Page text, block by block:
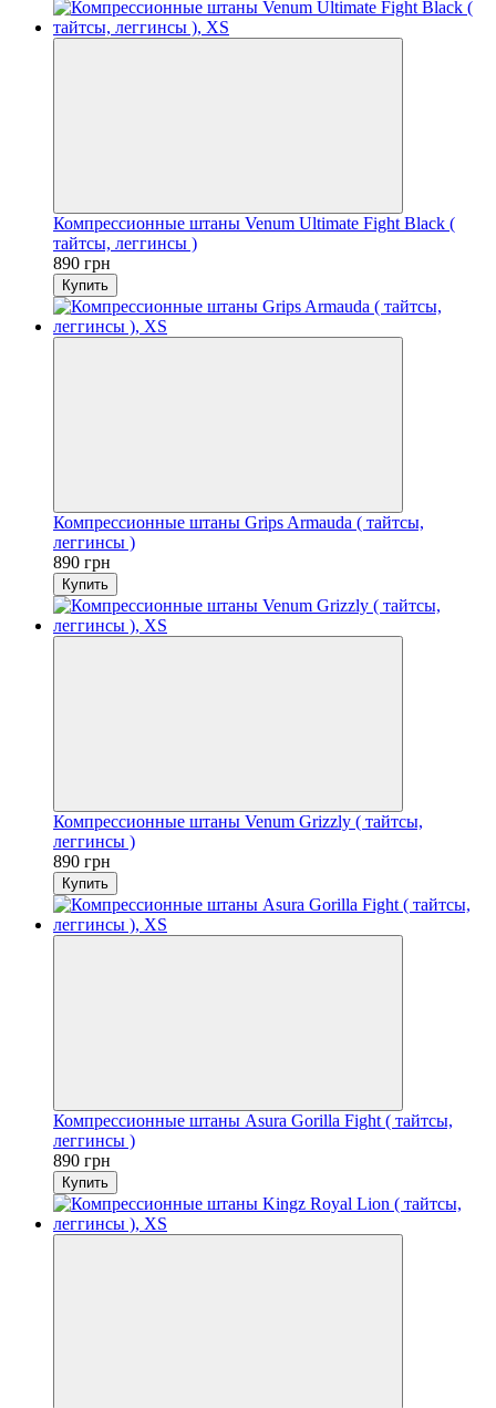
Компрессионные штаны Venum Ultimate Fight Black (
тайтсы, леггинсы )
890 грн
Купить
Компрессионные штаны Grips Armauda ( тайтсы,
леггинсы )
890 грн
Купить
Компрессионные штаны Venum Grizzly ( тайтсы,
леггинсы )
890 грн
Купить
Компрессионные штаны Asura Gorilla Fight ( тайтсы,
леггинсы )
890 грн
Купить